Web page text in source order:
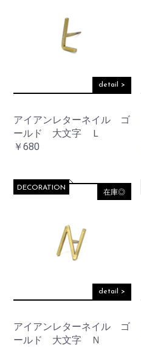
detail >
アイアンレターネイル ゴ
ールド 大文字 Ｌ
￥680
在庫◎
detail >
アイアンレターネイル ゴ
ールド 大文字 Ｎ
DECORATION